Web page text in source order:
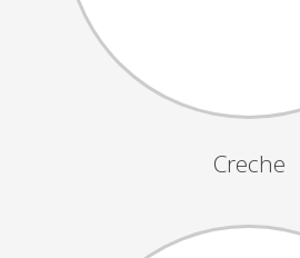
Dia da Mãe
Dia Mundial da Criança
Marchas Populares
Dia de S.Martinho
Creche